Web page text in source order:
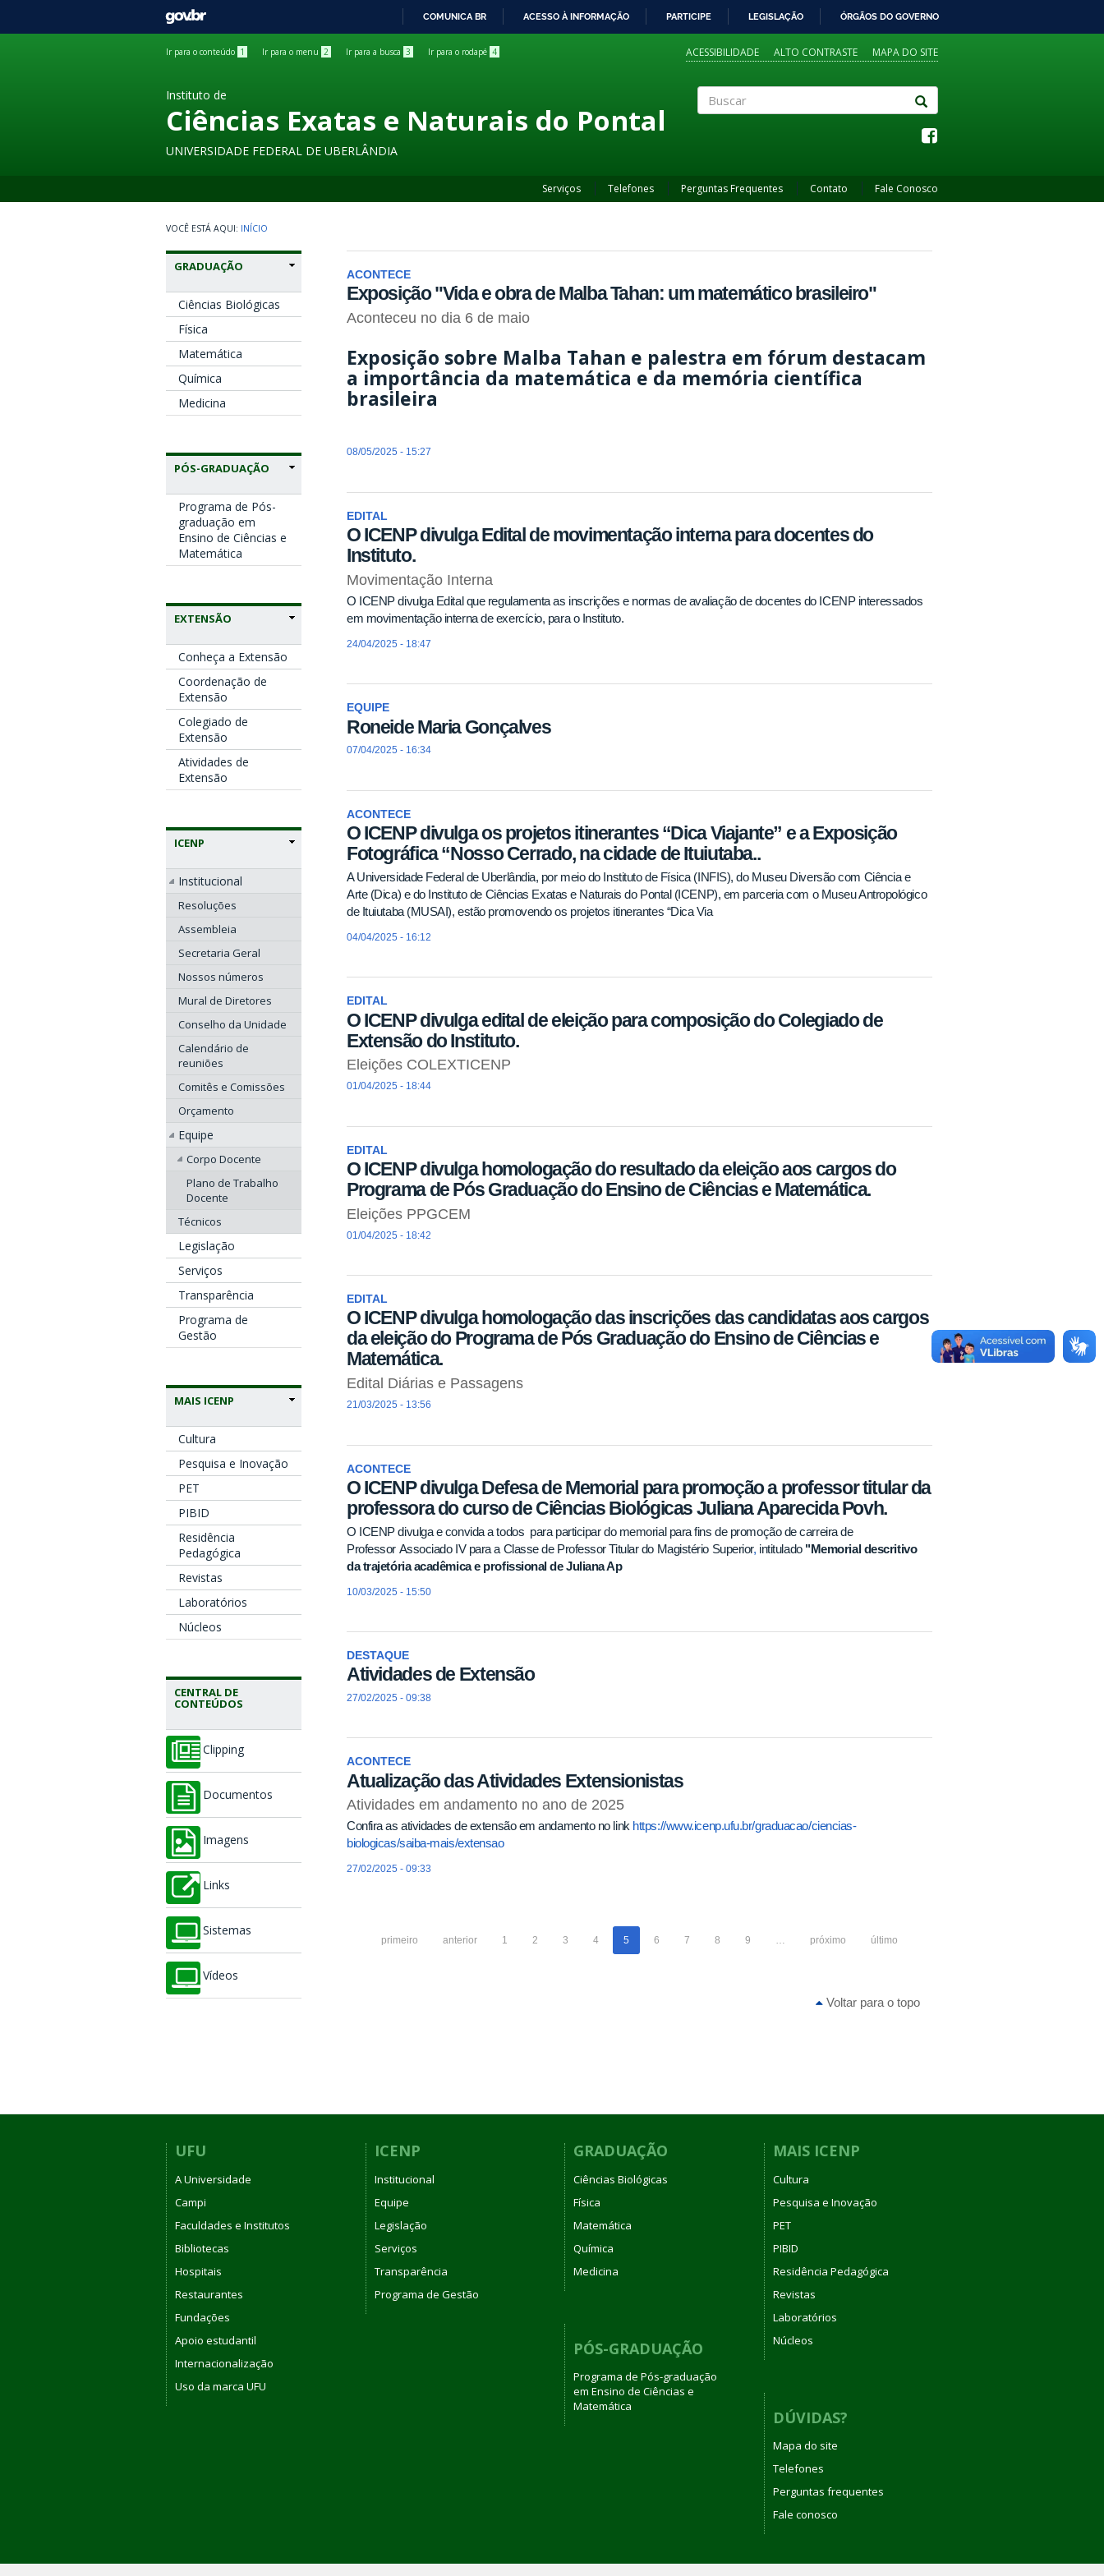
GOVBR
COMUNICA BR ACESSO À INFORMAÇÃO PARTICIPE LEGISLAÇÃO ÓRGÃOS DO GOVERNO
Ir para o conteúdo 1 Ir para o menu 2 Ir para a busca 3 Ir para o rodapé 4 ACESSIBILIDADE ALTO CONTRASTE MAPA DO SITE
Instituto de
Ciências Exatas e Naturais do Pontal
UNIVERSIDADE FEDERAL DE UBERLÂNDIA
Serviços Telefones Perguntas Frequentes Contato Fale Conosco
INÍCIO
GRADUAÇÃO
Ciências Biológicas
Física
Matemática
Química
Medicina
PÓS-GRADUAÇÃO
Programa de Pós-
graduação em
Ensino de Ciências e
Matemática
EXTENSÃO
Conheça a Extensão
Coordenação de
Extensão
Colegiado de
Extensão
Atividades de
Extensão
ICENP
Institucional
Resoluções
Assembleia
Secretaria Geral
Nossos números
Mural de Diretores
Conselho da Unidade
Calendário de
reuniões
Comitês e Comissões
Orçamento
Equipe
Corpo Docente
Plano de Trabalho
Docente
Técnicos
Legislação
Serviços
Transparência
Programa de
Gestão
MAIS ICENP
Cultura
Pesquisa e Inovação
PET
PIBID
Residência
Pedagógica
Revistas
Laboratórios
Núcleos
CENTRAL DE
CONTEÚDOS
Clipping
Documentos
Imagens
Links
Sistemas
Vídeos
ACONTECE
Exposição "Vida e obra de Malba Tahan: um matemático brasileiro"
Aconteceu no dia 6 de maio
Exposição sobre Malba Tahan e palestra em fórum destacam
a importância da matemática e da memória científica
brasileira
08/05/2025 - 15:27
EDITAL
O ICENP divulga Edital de movimentação interna para docentes do
Instituto.
Movimentação Interna
O ICENP divulga Edital que regulamenta as inscrições e normas de avaliação de docentes do ICENP interessados
em movimentação interna de exercício, para o Instituto.
24/04/2025 - 18:47
EQUIPE
Roneide Maria Gonçalves
07/04/2025 - 16:34
ACONTECE
O ICENP divulga os projetos itinerantes “Dica Viajante” e a Exposição
Fotográfica “Nosso Cerrado, na cidade de Ituiutaba..
A Universidade Federal de Uberlândia, por meio do Instituto de Física (INFIS), do Museu Diversão com Ciência e
Arte (Dica) e do Instituto de Ciências Exatas e Naturais do Pontal (ICENP), em parceria com o Museu Antropológico
de Ituiutaba (MUSAI), estão promovendo os projetos itinerantes “Dica Via
04/04/2025 - 16:12
EDITAL
O ICENP divulga edital de eleição para composição do Colegiado de
Extensão do Instituto.
Eleições COLEXTICENP
01/04/2025 - 18:44
EDITAL
O ICENP divulga homologação do resultado da eleição aos cargos do
Programa de Pós Graduação do Ensino de Ciências e Matemática.
Eleições PPGCEM
01/04/2025 - 18:42
EDITAL
O ICENP divulga homologação das inscrições das candidatas aos cargos
da eleição do Programa de Pós Graduação do Ensino de Ciências e
Matemática.
Edital Diárias e Passagens
21/03/2025 - 13:56
ACONTECE
O ICENP divulga Defesa de Memorial para promoção a professor titular da
professora do curso de Ciências Biológicas Juliana Aparecida Povh.
O ICENP divulga e convida a todos para participar do memorial para fins de promoção de carreira de
Professor Associado IV para a Classe de Professor Titular do Magistério Superior, intitulado "Memorial descritivo
da trajetória acadêmica e profissional de Juliana Ap
10/03/2025 - 15:50
DESTAQUE
Atividades de Extensão
27/02/2025 - 09:38
ACONTECE
Atualização das Atividades Extensionistas
Atividades em andamento no ano de 2025
Confira as atividades de extensão em andamento no link https://www.icenp.ufu.br/graduacao/ciencias-
biologicas/saiba-mais/extensao
27/02/2025 - 09:33
primeiro anterior 1 2 3 4 5 6 7 8 9 … próximo último
Voltar para o topo
UFU
A Universidade
Campi
Faculdades e Institutos
Bibliotecas
Hospitais
Restaurantes
Fundações
Apoio estudantil
Internacionalização
Uso da marca UFU
ICENP
Institucional
Equipe
Legislação
Serviços
Transparência
Programa de Gestão
GRADUAÇÃO
Ciências Biológicas
Física
Matemática
Química
Medicina
PÓS-GRADUAÇÃO
Programa de Pós-graduação
em Ensino de Ciências e
Matemática
MAIS ICENP
Cultura
Pesquisa e Inovação
PET
PIBID
Residência Pedagógica
Revistas
Laboratórios
Núcleos
DÚVIDAS?
Mapa do site
Telefones
Perguntas frequentes
Fale conosco